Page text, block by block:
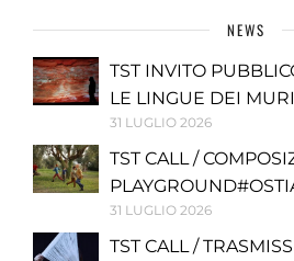
NEWS
TST INVITO
LE LINGUE DEI MURI
31 LUGLIO 2026
TST CALL /
31 LUGLIO 2026
TST CALL /